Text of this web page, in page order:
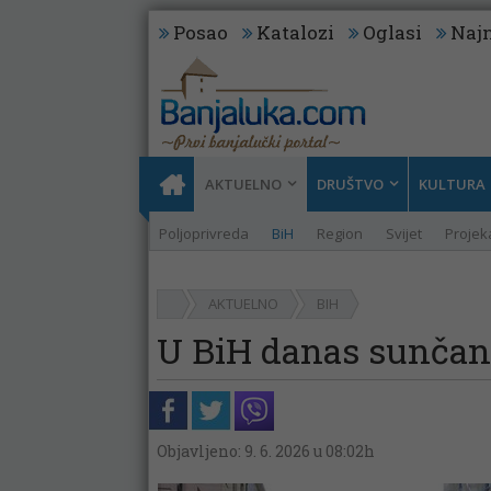
Posao Katalozi Oglasi
AKTUELNO
Poljoprivreda BiH Region Svijet
DRUŠTVO KULTURA
AKTUELNO BIH
U BiH danas
Objavljeno: 9. 6. 2026 u 08:02h